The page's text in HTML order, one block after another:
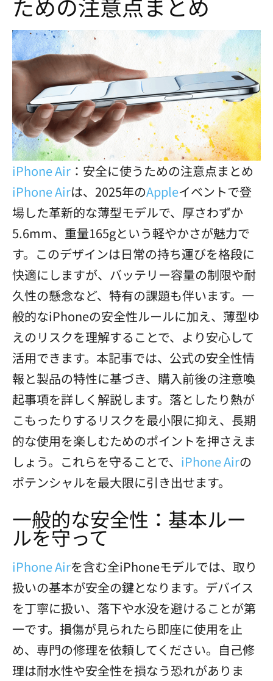
iPhone Air ：安全に使うための注意点まとめ
iPhone Airは、2025年のAppleイベントで登
場した革新的な薄型モデルで、厚さわずか
5.6mm、重量165gという軽やかさが魅力で
す。このデザインは日常の持ち運びを格段に
快適にしますが、バッテリー容量の制限や耐
久性の懸念など、特有の課題も伴います。一
般的なiPhoneの安全性ルールに加え、薄型ゆ
えのリスクを理解することで、より安心して
活用できます。本記事では、公式の安全性情
報と製品の特性に基づき、購入前後の注意喚
起事項を詳しく解説します。落としたり熱が
こもったりするリスクを最小限に抑え、長期
的な使用を楽しむためのポイントを押さえま
しょう。これらを守ることで、 iPhone Airの
ポテンシャルを最大限に引き出せます。
一般的な安全性：基本ルー
ルを守って
iPhone Airを含む全iPhoneモデルでは、取り
扱いの基本が安全の鍵となります。デバイス
を丁寧に扱い、落下や水没を避けることが第
一です。損傷が見られたら即座に使用を止
め、専門の修理を依頼してください。自己修
理は耐水性や安全性を損なう恐れがありま